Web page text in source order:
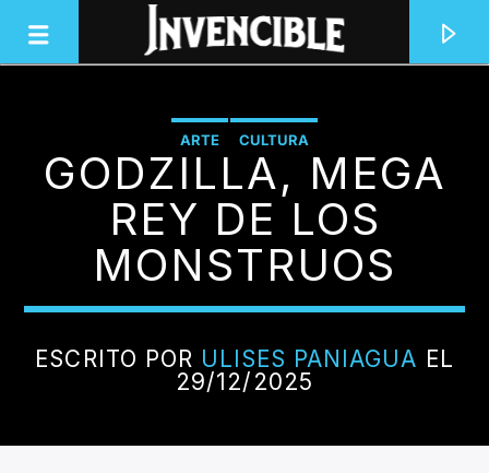
INVENCIBLE RADIO
JUNTOS SOMOS INVENCIBLES
ARTE CULTURA
GODZILLA, MEGA
REY DE LOS
MONSTRUOS
ESCRITO POR ULISES PANIAGUA EL
29/12/2025